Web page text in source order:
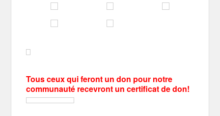
Tous ceux qui feront un don pour notre
communauté recevront un certificat de don!